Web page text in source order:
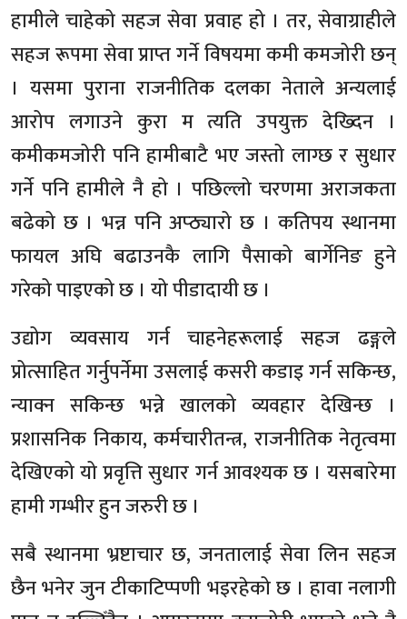
हामीले चाहेको सहज सेवा प्रवाह हो । तर, सेवाग्राहीले
सहज रूपमा सेवा प्राप्त गर्ने विषयमा कमी कमजोरी छन्
। यसमा पुराना राजनीतिक दलका नेताले अन्यलाई
आरोप लगाउने कुरा म त्यति उपयुक्त देख्दिन ।
कमीकमजोरी पनि हामीबाटै भए जस्तो लाग्छ र सुधार
गर्ने पनि हामीले नै हो । पछिल्लो चरणमा अराजकता
बढेको छ । भन्न पनि अप्ठ्यारो छ । कतिपय स्थानमा
फायल अघि बढाउनकै लागि पैसाको बार्गेनिङ हुने
गरेको पाइएको छ । यो पीडादायी छ ।
उद्योग व्यवसाय गर्न चाहनेहरूलाई सहज ढङ्गले
प्रोत्साहित गर्नुपर्नेमा उसलाई कसरी कडाइ गर्न सकिन्छ,
न्याक्न सकिन्छ भन्ने खालको व्यवहार देखिन्छ ।
प्रशासनिक निकाय, कर्मचारीतन्त्र, राजनीतिक नेतृत्वमा
देखिएको यो प्रवृत्ति सुधार गर्न आवश्यक छ । यसबारेमा
हामी गम्भीर हुन जरुरी छ ।
सबै स्थानमा भ्रष्टाचार छ, जनतालाई सेवा लिन सहज
छैन भनेर जुन टीकाटिप्पणी भइरहेको छ । हावा नलागी